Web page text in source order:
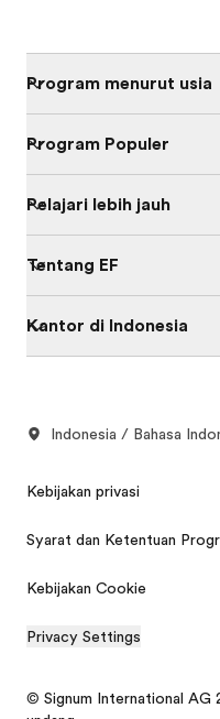
Program menurut usia
Program Populer
Pelajari lebih jauh
Tentang EF
Kantor di Indonesia
Indonesia / Bahasa
Kebijakan privasi
Syarat dan Ketentuan
Kebijakan Cookie
Privacy Settings
© Signum International AG